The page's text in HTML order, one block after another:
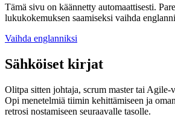
Tämä sivu on käännetty automaattisesti.
lukukokemuksen saamiseksi vaihda
Vaihda englanniksi
Sähköiset kirjat
Olitpa sitten johtaja, scrum master tai Agile-
Opi menetelmiä tiimin kehittämiseen ja oman
retrosi nostamiseen seuraavalle tasolle.